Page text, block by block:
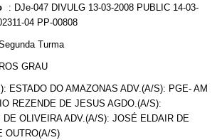
: DJe-047 DIVULG 13-03-2008 PUBLIC 14-03-
04 PP-00808
Turma
GRAU
ESTADO DO AMAZONAS ADV.(A/S): PGE- AM
REZENDE DE JESUS AGDO.(A/S):
OLIVEIRA ADV.(A/S): JOSÉ ELDAIR DE
OUTRO(A/S)